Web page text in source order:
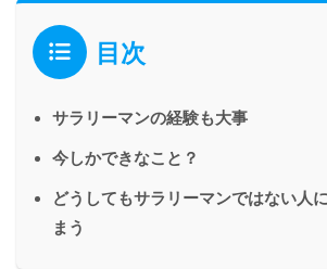
目次
サラリーマンの経験も大事
今しかできなこと？
どうしてもサラリーマンではない人
まう